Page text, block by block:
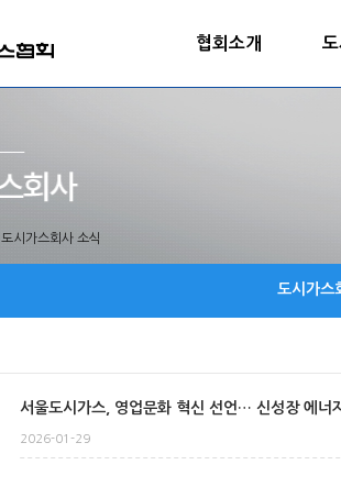
협회소개
도시가스회사 소식
도시가스
서울도시가스, 영업문화 혁신 선언… 신성장 에너
2026-01-29